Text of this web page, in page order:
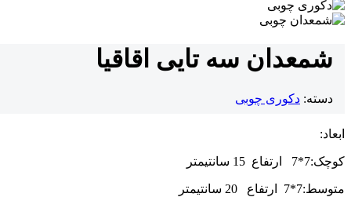
شمعدان سه تایی اقاقیا
دسته: دکوری چوبی
ابعاد:
کوچک:7*7 ارتفاع 15 سانتیمتر
متوسط:7*7 ارتفاع 20 سانتیمتر